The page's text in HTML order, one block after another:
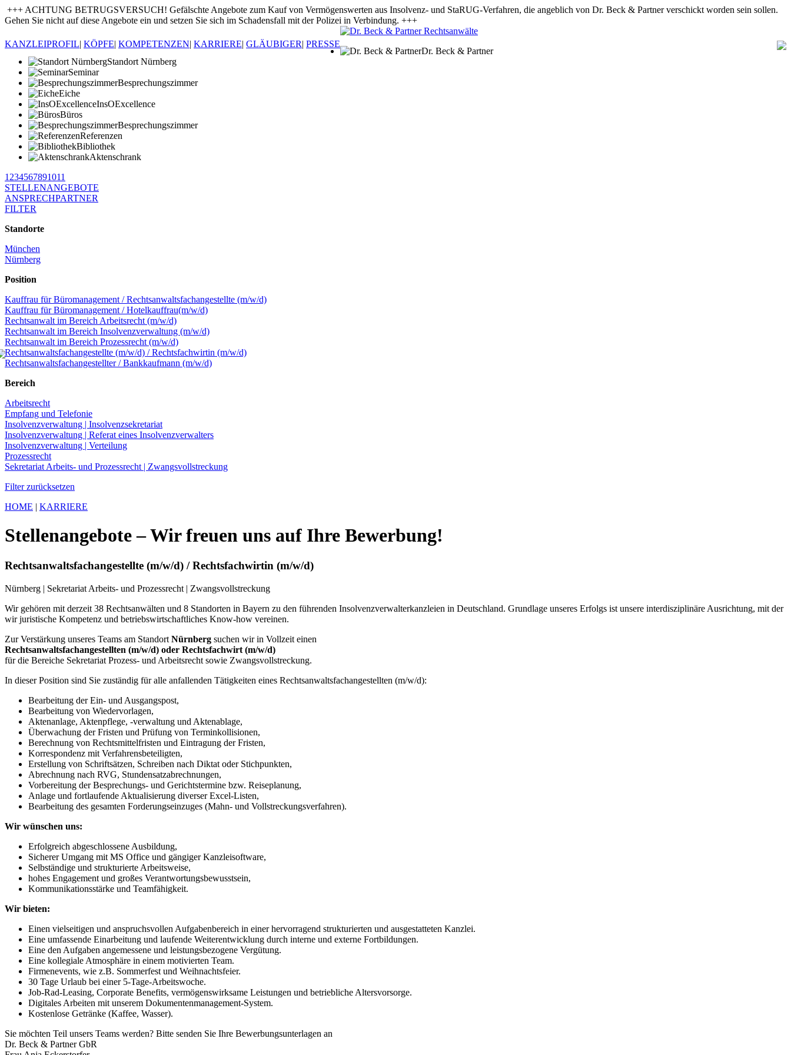
+++ ACHTUNG BETRUGSVERSUCH! Gefälschte Angebote zum Kauf von Vermögenswerten aus Insolvenz- und StaRUG-Verfahren, die angeblich von Dr. Beck & Partner verschickt worden sein sollen.
Gehen Sie nicht auf diese Angebote ein und setzen Sie sich im Schadensfall mit der Polizei in Verbindung. +++
KANZLEIPROFIL| KÖPFE| KOMPETENZEN| KARRIERE| GLÄUBIGER| PRESSE
Dr. Beck & Partner
Standort Nürnberg
Seminar
Besprechungszimmer
Eiche
InsOExcellence
Büros
Besprechungszimmer
Referenzen
Bibliothek
Aktenschrank
1 234567891011
STELLENANGEBOTE
ANSPRECHPARTNER
FILTER
Standorte
München
Nürnberg
Position
Kauffrau für Büromanagement / Rechtsanwaltsfachangestellte (m/w/d)
Kauffrau für Büromanagement / Hotelkauffrau(m/w/d)
Rechtsanwalt im Bereich Arbeitsrecht (m/w/d)
Rechtsanwalt im Bereich Insolvenzverwaltung (m/w/d)
Rechtsanwalt im Bereich Prozessrecht (m/w/d)
Rechtsanwaltsfachangestellte (m/w/d) / Rechtsfachwirtin (m/w/d)
Rechtsanwaltsfachangestellter / Bankkaufmann (m/w/d)
Bereich
Arbeitsrecht
Empfang und Telefonie
Insolvenzverwaltung | Insolvenzsekretariat
Insolvenzverwaltung | Referat eines Insolvenzverwalters
Insolvenzverwaltung | Verteilung
Prozessrecht
Sekretariat Arbeits- und Prozessrecht | Zwangsvollstreckung
Filter zurücksetzen
HOME | KARRIERE
Stellenangebote – Wir freuen uns auf Ihre Bewerbung!
Rechtsanwaltsfachangestellte (m/w/d) / Rechtsfachwirtin (m/w/d)
Nürnberg | Sekretariat Arbeits- und Prozessrecht | Zwangsvollstreckung
Wir gehören mit derzeit 38 Rechtsanwälten und 8 Standorten in Bayern zu den führenden Insolvenzverwalterkanzleien in Deutschland. Grundlage unseres Erfolgs ist unsere interdisziplinäre Ausrichtung, mit der
wir juristische Kompetenz und betriebswirtschaftliches Know-how vereinen.
Zur Verstärkung unseres Teams am Standort Nürnberg suchen wir in Vollzeit einen
Rechtsanwaltsfachangestellten (m/w/d) oder Rechtsfachwirt (m/w/d)
für die Bereiche Sekretariat Prozess- und Arbeitsrecht sowie Zwangsvollstreckung.
In dieser Position sind Sie zuständig für alle anfallenden Tätigkeiten eines Rechtsanwaltsfachangestellten (m/w/d):
Bearbeitung der Ein- und Ausgangspost,
Bearbeitung von Wiedervorlagen,
Aktenanlage, Aktenpflege, -verwaltung und Aktenablage,
Überwachung der Fristen und Prüfung von Terminkollisionen,
Berechnung von Rechtsmittelfristen und Eintragung der Fristen,
Korrespondenz mit Verfahrensbeteiligten,
Erstellung von Schriftsätzen, Schreiben nach Diktat oder Stichpunkten,
Abrechnung nach RVG, Stundensatzabrechnungen,
Vorbereitung der Besprechungs- und Gerichtstermine bzw. Reiseplanung,
Anlage und fortlaufende Aktualisierung diverser Excel-Listen,
Bearbeitung des gesamten Forderungseinzuges (Mahn- und Vollstreckungsverfahren).
Wir wünschen uns:
Erfolgreich abgeschlossene Ausbildung,
Sicherer Umgang mit MS Office und gängiger Kanzleisoftware,
Selbständige und strukturierte Arbeitsweise,
hohes Engagement und großes Verantwortungsbewusstsein,
Kommunikationsstärke und Teamfähigkeit.
Wir bieten:
Einen vielseitigen und anspruchsvollen Aufgabenbereich in einer hervorragend strukturierten und ausgestatteten Kanzlei.
Eine umfassende Einarbeitung und laufende Weiterentwicklung durch interne und externe Fortbildungen.
Eine den Aufgaben angemessene und leistungsbezogene Vergütung.
Eine kollegiale Atmosphäre in einem motivierten Team.
Firmenevents, wie z.B. Sommerfest und Weihnachtsfeier.
30 Tage Urlaub bei einer 5-Tage-Arbeitswoche.
Job-Rad-Leasing, Corporate Benefits, vermögenswirksame Leistungen und betriebliche Altersvorsorge.
Digitales Arbeiten mit unserem Dokumentenmanagement-System.
Kostenlose Getränke (Kaffee, Wasser).
Sie möchten Teil unsers Teams werden? Bitte senden Sie Ihre Bewerbungsunterlagen an
Dr. Beck & Partner GbR